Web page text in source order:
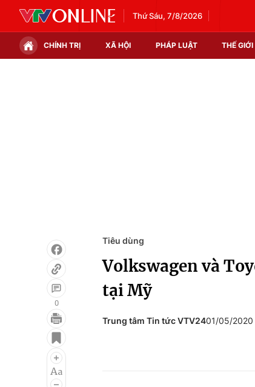
Thứ Sáu, 7/8/2026
CHÍNH TRỊ XÃ HỘI PHÁP LUẬT THẾ GIỚI
Điện ảnh
Âm nhạc
0
Tiêu dùng
Volkswagen và
tại Mỹ
Trung tâm Tin tức VTV2401/05/2020